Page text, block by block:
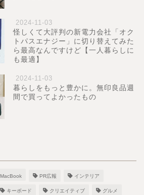
2024-11-03
怪しくて大評判の新電力会社「オク
トパスエナジー」に切り替えてみた
ら最高なんですけど【一人暮らしに
も最適】
2024-11-03
暮らしをもっと豊かに。無印良品週
間で買ってよかったもの
MacBook PR広報 インテリア
キーボード クリエイティブ グルメ